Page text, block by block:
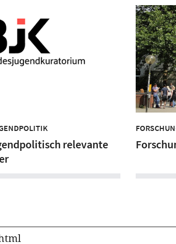
relevante